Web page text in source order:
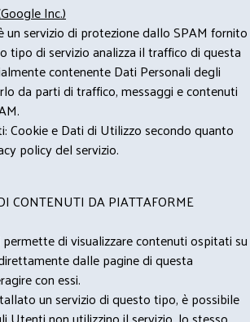
Inc.)
un servizio di protezione dallo SPAM fornito
tipo di servizio analizza il traffico di questa
contenente Dati Personali degli
da parti di traffico, messaggi e contenuti
Cookie e Dati di Utilizzo secondo quanto
policy del servizio.
CONTENUTI DA PIATTAFORME
di visualizzare contenuti ospitati su
dalle pagine di questa
con essi.
un servizio di questo tipo, è possibile